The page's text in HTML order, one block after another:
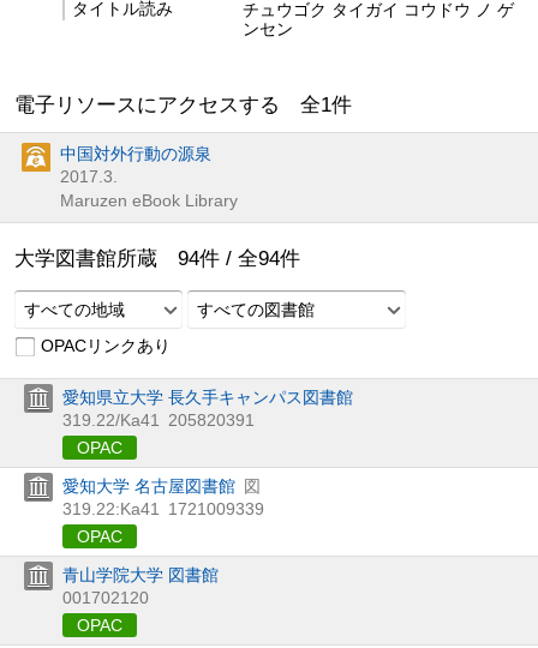
タイトル読み
チュウゴク タイガイ コウドウ ノ ゲ
ンセン
電子リソースにアクセスする 全1件
中国対外行動の源泉
2017.3.
Maruzen eBook Library
大学図書館所蔵 94件 / 全94件
すべての地域
すべての図書館
OPACリンクあり
愛知県立大学 長久手キャンパス図書館
319.22/Ka41
205820391
OPAC
愛知大学 名古屋図書館 図
319.22:Ka41
1721009339
OPAC
青山学院大学 図書館
001702120
OPAC